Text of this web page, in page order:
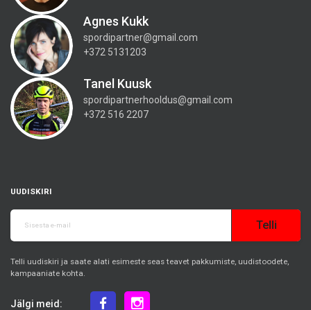
Agnes Kukk
spordipartner@gmail.com
+372 5131203
Tanel Kuusk
spordipartnerhooldus@gmail.com
+372 516 2207
UUDISKIRI
Telli
Telli uudiskiri ja saate alati esimeste seas teavet pakkumiste, uudistoodete,
kampaaniate kohta.
Jälgi meid: